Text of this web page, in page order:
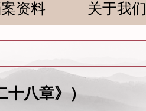
资料 关于我们
八章》）